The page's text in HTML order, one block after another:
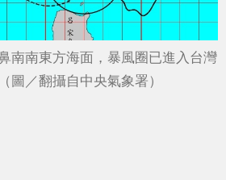
南南東方海面，暴風圈已進入台灣
圖／翻攝自中央氣象署）